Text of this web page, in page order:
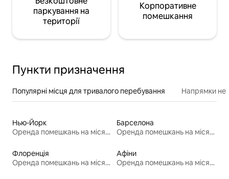
паркування на
території
Корпоративне
помешкання
Пункти призначення
Популярні місця для тривалого перебування Напрямки
Нью-Йорк
Оренда помешкань на місяць
Барселона
Оренда помешкань на місяць
Флоренція
Оренда помешкань на місяць
Афіни
Оренда помешкань на місяць